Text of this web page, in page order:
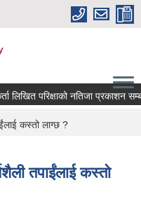
परिक्षाको नतिजा प्रकाशन
कस्तो लाग्छ ?
तपाईंलाई कस्तो